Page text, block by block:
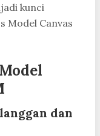
kunci
Model Canvas
dan